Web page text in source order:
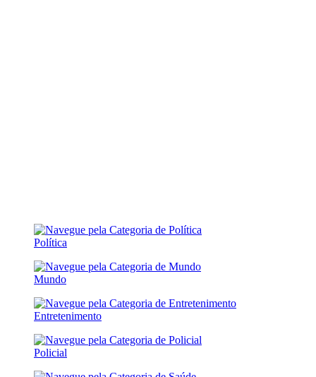
Política
Mundo
Entretenimento
Policial